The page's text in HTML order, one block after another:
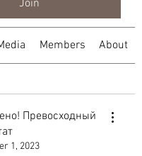
Join
Members About
Превосходный
1, 2023